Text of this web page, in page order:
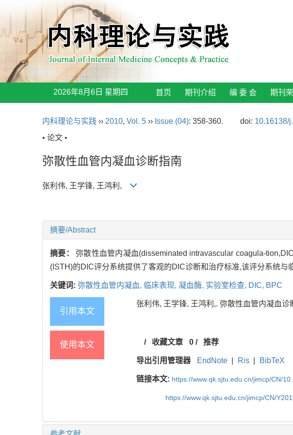
2026年8月6日 星期四 首页 期刊介绍 编 委 会 期刊
内科理论与实践 ›› 2010, Vol. 5 ›› Issue (04): 358-360. doi: 10.16138/
• 论文 •
弥散性血管内凝血诊断指南
张利伟, 王学锋, 王鸿利,
摘要/Abstract
摘要： 弥散性血管内凝血(disseminated intravascular coagula-
(ISTH)的DIC评分系统提供了客观的DIC诊断和治疗标准,该评分系统与
关键词: 弥散性血管内凝血, 临床表现, 凝血酶, 实验室检查, DIC, BPC
引用本文
张利伟, 王学锋, 王鸿利,. 弥散性血管内凝血
使用本文 / 收藏文章 0/ 推荐
导出引用管理器 EndNote Ris BibTeX
链接本文: https://www.qk.sjtu.edu.cn/jimcp/CN/
https://www.qk.sjtu.edu.cn/jimcp/CN/